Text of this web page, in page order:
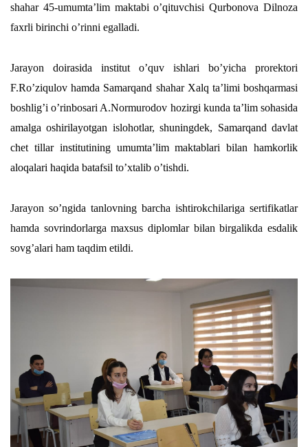
shahar 45-umumta’lim maktabi o’qituvchisi Qurbonova Dilnoza
faxrli birinchi o’rinni egalladi.
Jarayon doirasida institut o’quv ishlari bo’yicha prorektori
F.Ro’ziqulov hamda Samarqand shahar Xalq ta’limi boshqarmasi
boshlig’i o’rinbosari A.Normurodov hozirgi kunda ta’lim sohasida
amalga oshirilayotgan islohotlar, shuningdek, Samarqand davlat
chet tillar institutining umumta’lim maktablari bilan hamkorlik
aloqalari haqida batafsil to’xtalib o’tishdi.
Jarayon so’ngida tanlovning barcha ishtirokchilariga sertifikatlar
hamda sovrindorlarga maxsus diplomlar bilan birgalikda esdalik
sovg’alari ham taqdim etildi.